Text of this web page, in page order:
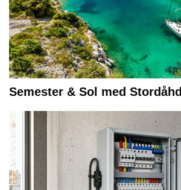
Semester & Sol med Stordåhd